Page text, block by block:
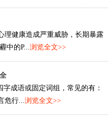
理健康造成严重威胁，长期暴露
中的P...浏览全文>>
成语或固定词组，常见的有：
危行...浏览全文>>